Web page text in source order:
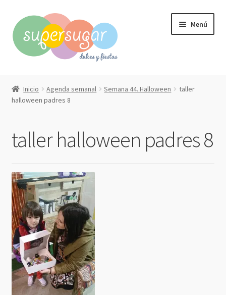
a
la
navegación
al
contenido
Menú
Compra online
hijo
el
menú
Mi cuenta
Inicio Agenda semanal Semana 44. Halloween
taller
halloween padres 8
taller halloween padres 8